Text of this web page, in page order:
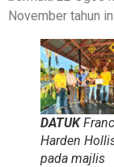
November tahun
DATUK
Harden
pada majlis